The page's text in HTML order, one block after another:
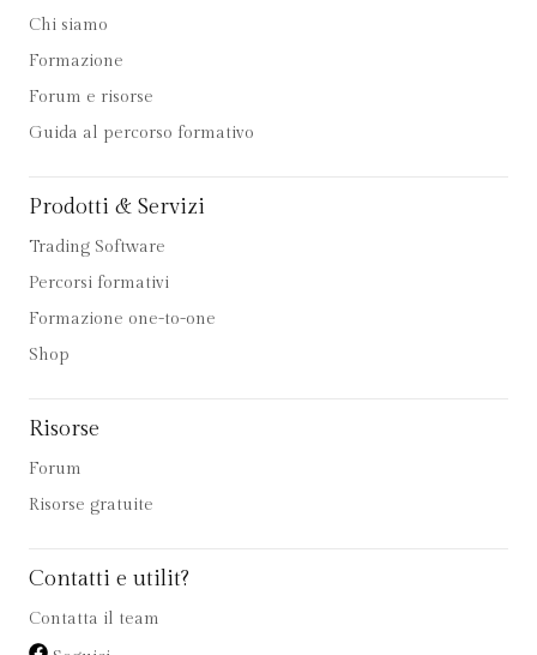
Chi siamo
Formazione
Forum e risorse
Guida al percorso formativo
Prodotti & Servizi
Trading Software
Percorsi formativi
Formazione one-to-one
Shop
Risorse
Forum
Risorse gratuite
Contatti e utilit?
Contatta il team